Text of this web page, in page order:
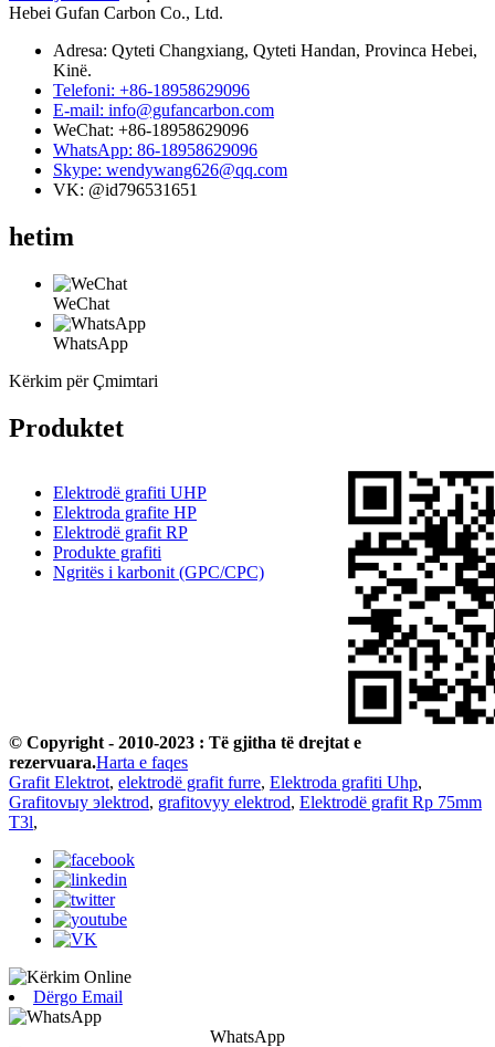
Hebei Gufan Carbon Co., Ltd.
Adresa: Qyteti Changxiang, Qyteti Handan, Provinca Hebei,
Kinë.
Telefoni: +86-18958629096
E-mail: info@gufancarbon.com
WeChat: +86-18958629096
WhatsApp: 86-18958629096
Skype: wendywang626@qq.com
VK: @id796531651
hetim
WeChat
WhatsApp
Kërkim për Çmimtari
Produktet
Elektrodë grafiti UHP
Elektroda grafite HP
Elektrodë grafit RP
Produkte grafiti
Ngritës i karbonit (GPC/CPC)
© Copyright - 2010-2023 : Të gjitha të drejtat e
rezervuara.Harta e faqes
Grafit Elektrot, elektrodë grafit furre, Elektroda grafiti Uhp,
Grafitovыy эlektrod, grafitovyy elektrod, Elektrodë grafit Rp 75mm
T3l,
Dërgo Email
WhatsApp